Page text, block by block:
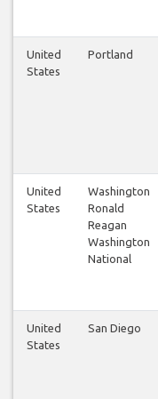
United
States
Portland
United
States
Washington
Ronald
Reagan
Washington
National
United
States
San Diego